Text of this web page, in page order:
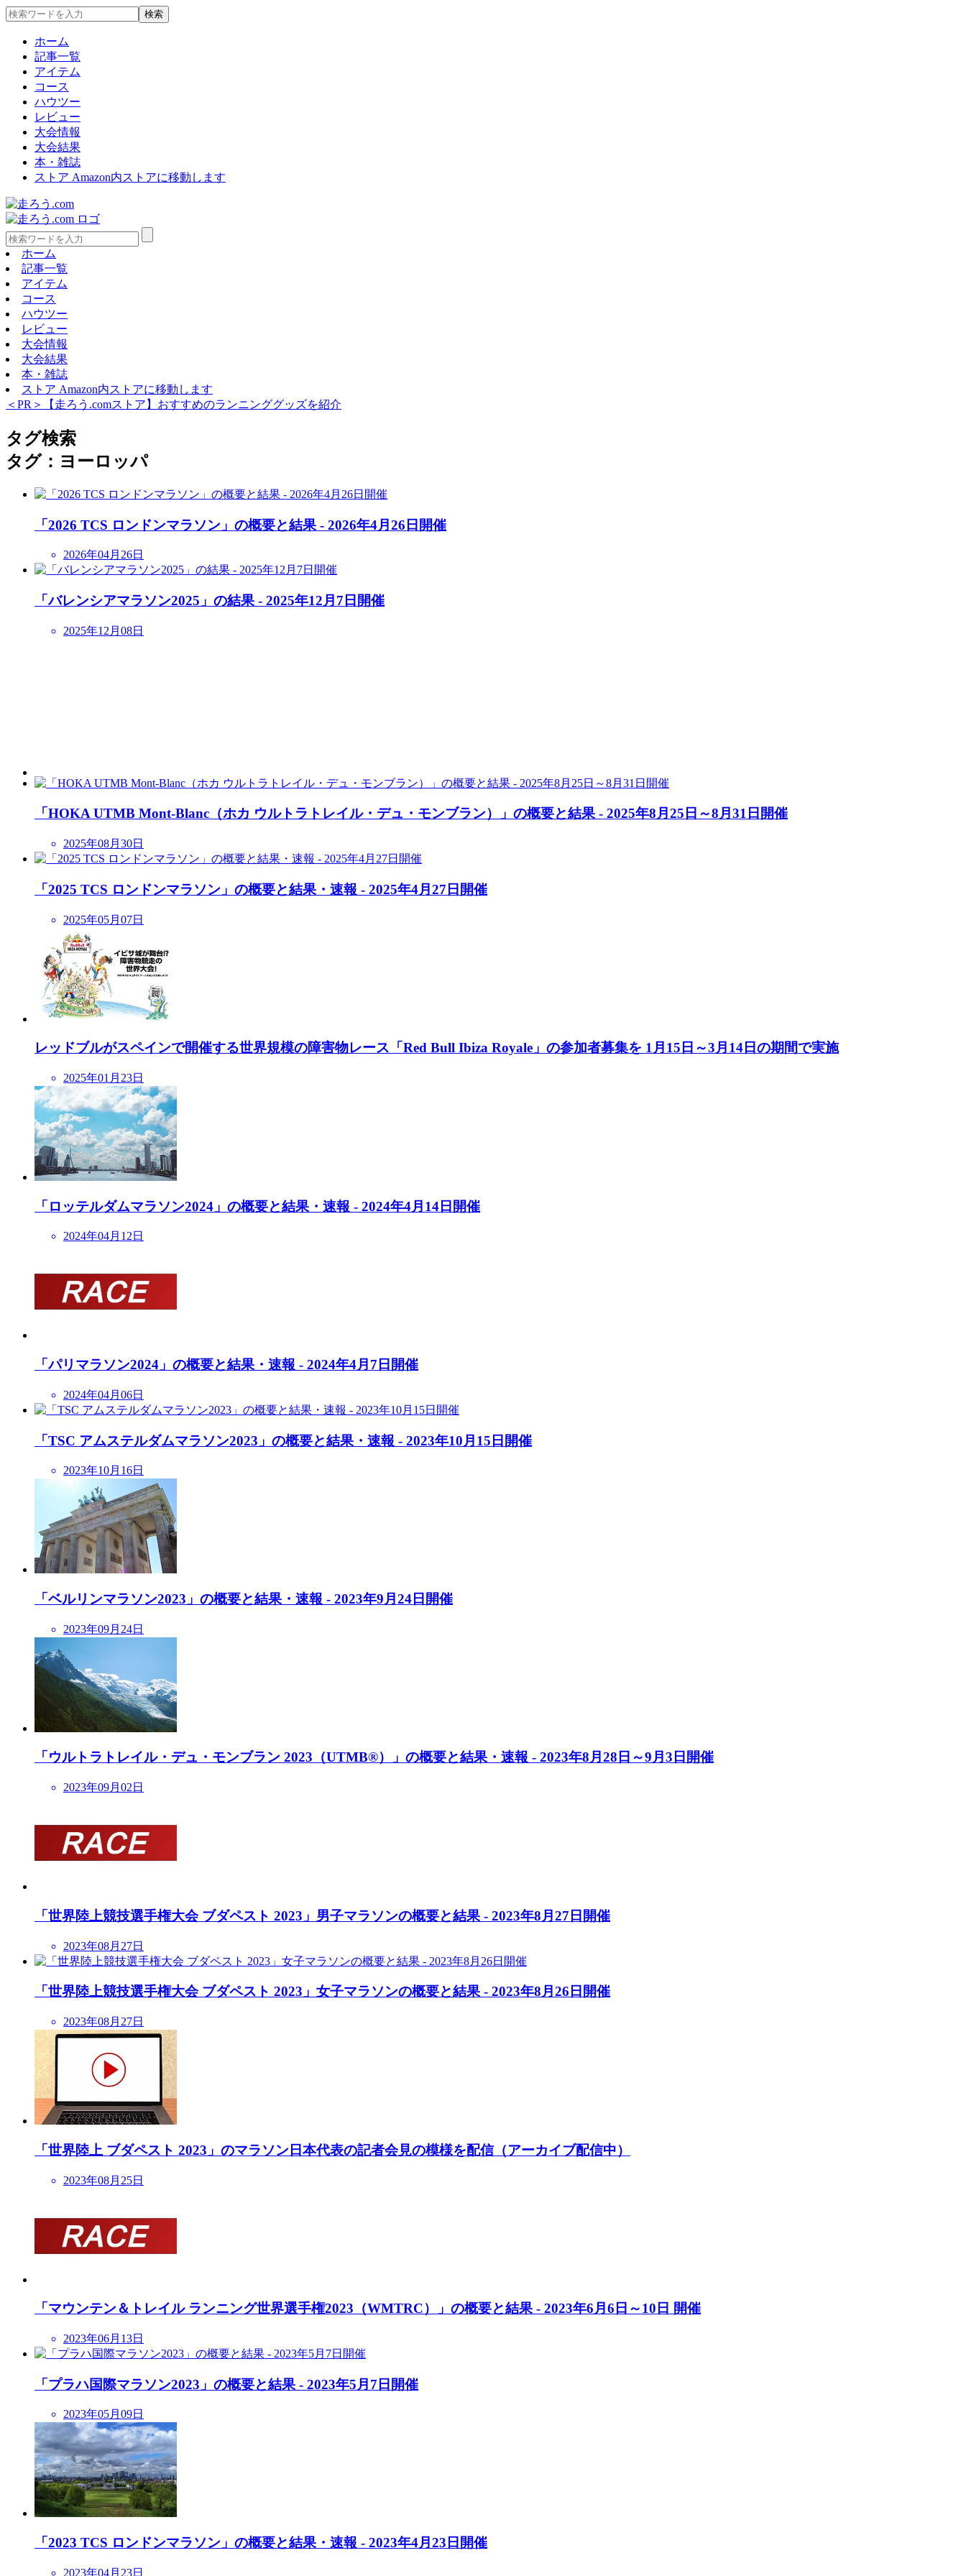
ホーム
記事一覧
アイテム
コース
ハウツー
レビュー
大会情報
大会結果
本・雑誌
ストア Amazon内ストアに移動します
ホーム
記事一覧
アイテム
コース
ハウツー
レビュー
大会情報
大会結果
本・雑誌
ストア Amazon内ストアに移動します
＜PR＞【走ろう.comストア】おすすめのランニンググッズを紹介
タグ検索
タグ：ヨーロッパ
「2026 TCS ロンドンマラソン」の概要と結果 - 2026年4月26日開催
2026年04月26日
「バレンシアマラソン2025」の結果 - 2025年12月7日開催
2025年12月08日
「HOKA UTMB Mont-Blanc（ホカ ウルトラトレイル・デュ・モンブラン）」の概要と結果 - 2025年8月25日～8月31日開催
2025年08月30日
「2025 TCS ロンドンマラソン」の概要と結果・速報 - 2025年4月27日開催
2025年05月07日
レッドブルがスペインで開催する世界規模の障害物レース「Red Bull Ibiza Royale」の参加者募集を 1月15日～3月14日の期間で実施
2025年01月23日
「ロッテルダムマラソン2024」の概要と結果・速報 - 2024年4月14日開催
2024年04月12日
「パリマラソン2024」の概要と結果・速報 - 2024年4月7日開催
2024年04月06日
「TSC アムステルダムマラソン2023」の概要と結果・速報 - 2023年10月15日開催
2023年10月16日
「ベルリンマラソン2023」の概要と結果・速報 - 2023年9月24日開催
2023年09月24日
「ウルトラトレイル・デュ・モンブラン 2023（UTMB®）」の概要と結果・速報 - 2023年8月28日～9月3日開催
2023年09月02日
「世界陸上競技選手権大会 ブダペスト 2023」男子マラソンの概要と結果 - 2023年8月27日開催
2023年08月27日
「世界陸上競技選手権大会 ブダペスト 2023」女子マラソンの概要と結果 - 2023年8月26日開催
2023年08月27日
「世界陸上 ブダペスト 2023」のマラソン日本代表の記者会見の模様を配信（アーカイブ配信中）
2023年08月25日
「マウンテン＆トレイル ランニング世界選手権2023（WMTRC）」の概要と結果 - 2023年6月6日～10日 開催
2023年06月13日
「プラハ国際マラソン2023」の概要と結果 - 2023年5月7日開催
2023年05月09日
「2023 TCS ロンドンマラソン」の概要と結果・速報 - 2023年4月23日開催
2023年04月23日